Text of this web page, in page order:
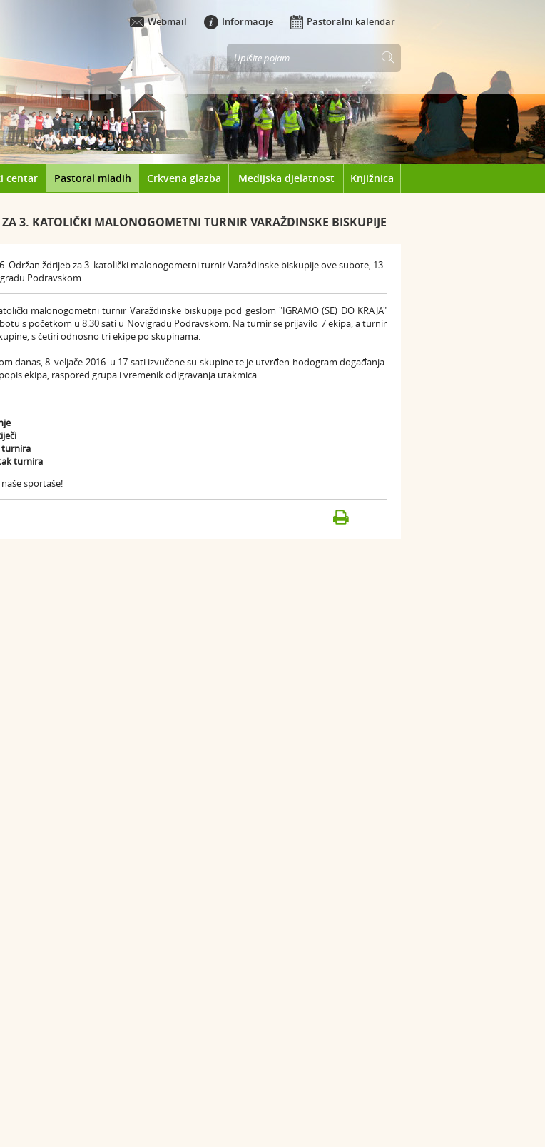
Webmail Informacije Pastoralni kalendar
centar Pastoral mladih Crkvena glazba Medijska djelatnost Knjižnica
3. KATOLIČKI MALONOGOMETNI TURNIR VARAŽDINSKE BISKUPIJE
Održan ždrijeb za 3. katolički malonogometni turnir Varaždinske biskupije ove subote, 13.
Podravskom.
malonogometni turnir Varaždinske biskupije pod geslom "IGRAMO (SE) DO KRAJA"
s početkom u 8:30 sati u Novigradu Podravskom. Na turnir se prijavilo 7 ekipa, a turnir
s četiri odnosno tri ekipe po skupinama.
danas, 8. veljače 2016. u 17 sati izvučene su skupine te je utvrđen hodogram događanja.
ekipa, raspored grupa i vremenik odigravanja utakmica.
Riječi
turnira
turnira
sportaše!